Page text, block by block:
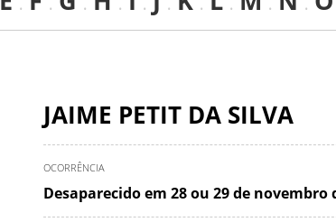
JAIME PETIT DA SILVA
OCORRÊNCIA
Desaparecido em 28 ou 29 de novembro